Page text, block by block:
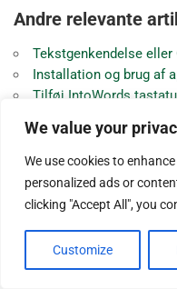
We value your
We use cookies to
personalized ads or
clicking "Accept All", you
Customize
Andre relevante
Tekstgenkendelse eller
Installation og brug af
Tilføj IntoWords
Tilføj intowords
Oplæsning på Android
©